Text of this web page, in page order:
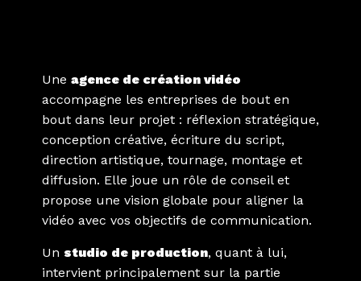
Une agence de création vidéo
accompagne les entreprises de bout en
bout dans leur projet : réflexion stratégique,
conception créative, écriture du script,
direction artistique, tournage, montage et
diffusion. Elle joue un rôle de conseil et
propose une vision globale pour aligner la
vidéo avec vos objectifs de communication.
Un studio de production, quant à lui,
intervient principalement sur la partie